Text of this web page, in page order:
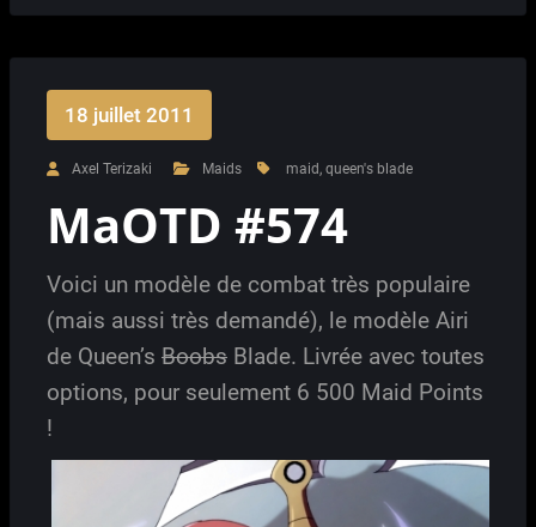
18 juillet 2011
Axel Terizaki Maids maid, queen's blade
MaOTD #574
Voici un modèle de combat très populaire
(mais aussi très demandé), le modèle Airi
de Queen’s Boobs Blade. Livrée avec toutes
options, pour seulement 6 500 Maid Points
!